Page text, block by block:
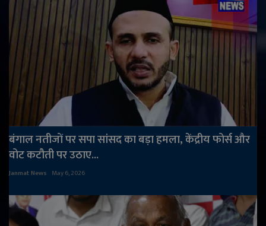
बंगाल नतीजों पर सपा सांसद का बड़ा हमला, केंद्रीय फोर्स और
वोट कटौती पर उठाए...
Janmat News May 6, 2026